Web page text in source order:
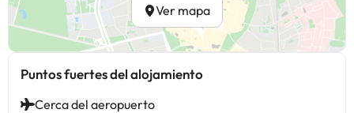
Ver mapa
Puntos fuertes del alojamiento
Cerca del aeropuerto